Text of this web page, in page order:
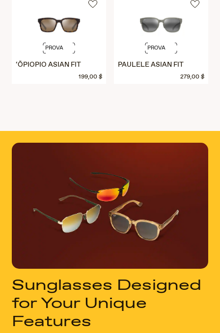
‘ŌPIOPIO ASIAN FIT
199,00 $
PROVA
PAULELE ASIAN FIT
279,00 $
PROVA
Sunglasses Designed
for Your Unique
Features